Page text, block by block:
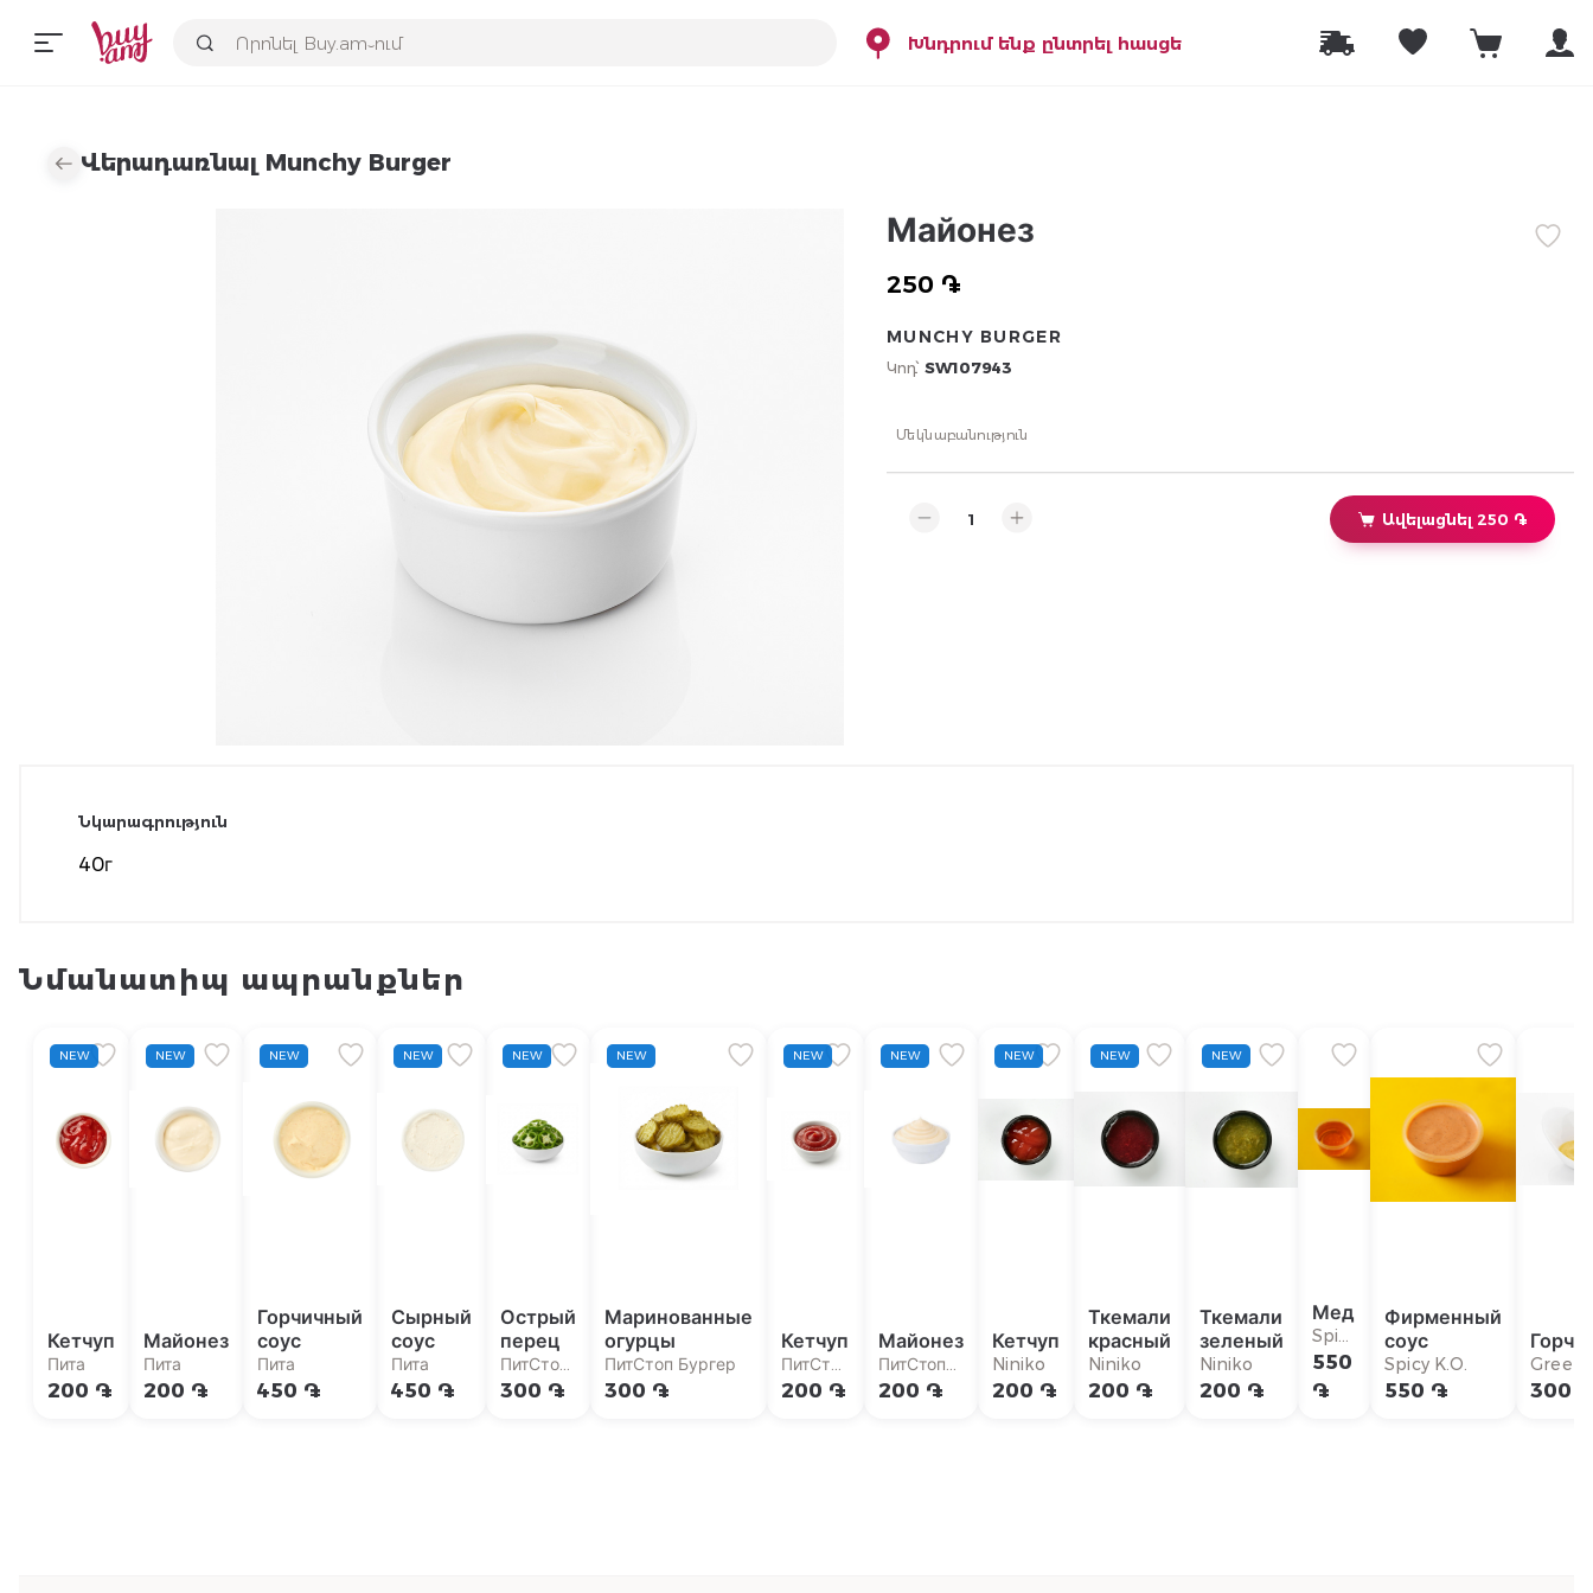
Խնդրում ենք ընտրել հասցե
Վերադառնալ Munchy Burger
Майонез
250 ֏
MUNCHY BURGER
Կոդ՝ SW107943
Մեկնաբանություն
Ավելացնել 250 ֏
Նկարագրություն
40г
Նմանատիպ ապրանքներ
NEW
Кетчуп
Пита
200 ֏
NEW
Майонез
Пита
200 ֏
NEW
Горчичный
соус
Пита
450 ֏
NEW
Сырный
соус
Пита
450 ֏
NEW
Острый
перец
ПитСтоп
Бургер
300 ֏
NEW
Маринованные
огурцы
ПитСтоп Бургер
300 ֏
NEW
Кетчуп
ПитСтоп
Бургер
200 ֏
NEW
Майонез
ПитСтоп
Бургер
200 ֏
NEW
Кетчуп
Niniko
200 ֏
NEW
Ткемали
красный
Niniko
200 ֏
NEW
Ткемали
зеленый
Niniko
200 ֏
Мед
Spicy
K.O.
550
֏
Фирменный
соус
Spicy K.O.
550 ֏
Green
Box
300